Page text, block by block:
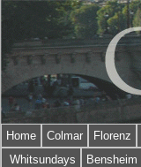
Home Colmar Florenz
Whitsundays
Bensheim